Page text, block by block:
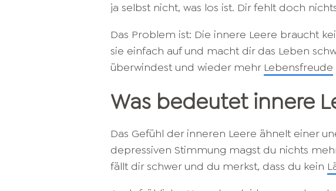
ja selbst nicht, was los ist. Dir fehlt doch
Das Problem ist: Die innere Leere braucht
sie einfach auf und macht dir das Leben
überwindest und wieder mehr Lebensfreude
Was bedeutet innere
Das Gefühl der inneren Leere ähnelt einer
depressiven Stimmung magst du nichts
fällt dir schwer und du merkst, dass du kein